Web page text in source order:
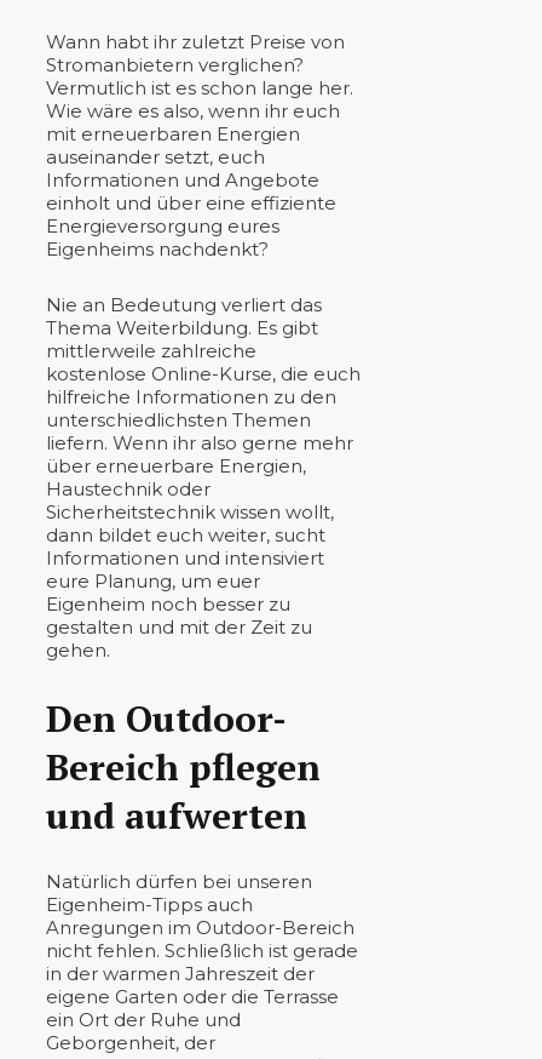
Wann habt ihr zuletzt Preise von
Stromanbietern verglichen?
Vermutlich ist es schon lange her.
Wie wäre es also, wenn ihr euch
mit erneuerbaren Energien
auseinander setzt, euch
Informationen und Angebote
einholt und über eine effiziente
Energieversorgung eures
Eigenheims nachdenkt?
Nie an Bedeutung verliert das
Thema Weiterbildung. Es gibt
mittlerweile zahlreiche
kostenlose Online-Kurse, die euch
hilfreiche Informationen zu den
unterschiedlichsten Themen
liefern. Wenn ihr also gerne mehr
über erneuerbare Energien,
Haustechnik oder
Sicherheitstechnik wissen wollt,
dann bildet euch weiter, sucht
Informationen und intensiviert
eure Planung, um euer
Eigenheim noch besser zu
gestalten und mit der Zeit zu
gehen.
Den Outdoor-
Bereich pflegen
und aufwerten
Natürlich dürfen bei unseren
Eigenheim-Tipps auch
Anregungen im Outdoor-Bereich
nicht fehlen. Schließlich ist gerade
in der warmen Jahreszeit der
eigene Garten oder die Terrasse
ein Ort der Ruhe und
Geborgenheit, der